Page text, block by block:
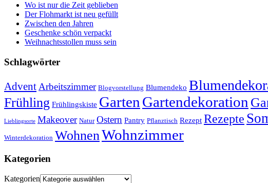
Wo ist nur die Zeit geblieben
Der Flohmarkt ist neu gefüllt
Zwischen den Jahren
Geschenke schön verpackt
Weihnachtsstollen muss sein
Schlagwörter
AdventArbeitszimmer Blogvorstellung Blumendeko
Frühling Frühlingskiste GartenGartendekoration
Lieblingsorte Makeover Natur Ostern Pantry Pflanztisch Rezept Rezepte
Winterdekoration WohnenWohnzimmer
Kategorien
Kategorien